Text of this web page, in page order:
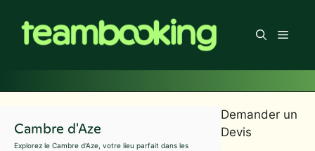
contenu
Menu
Cambre d'Aze
Explorez le Cambre d'Aze, votre lieu parfait dans les
Demander un
Devis